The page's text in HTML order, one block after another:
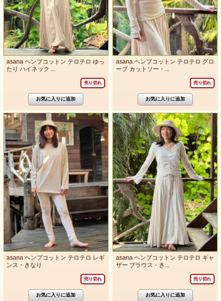
asana ヘンプコットン テロテロ ゆっ
たり ハイネック ...
売り切れ
asana ヘンプコットン テロテロ グロ
ーブ カットソー・...
売り切れ
asana ヘンプコットン テロテロ レギ
ンス・きなり
売り切れ
asana ヘンプコットン テロテロ ギャ
ザー ブラウス・き...
売り切れ